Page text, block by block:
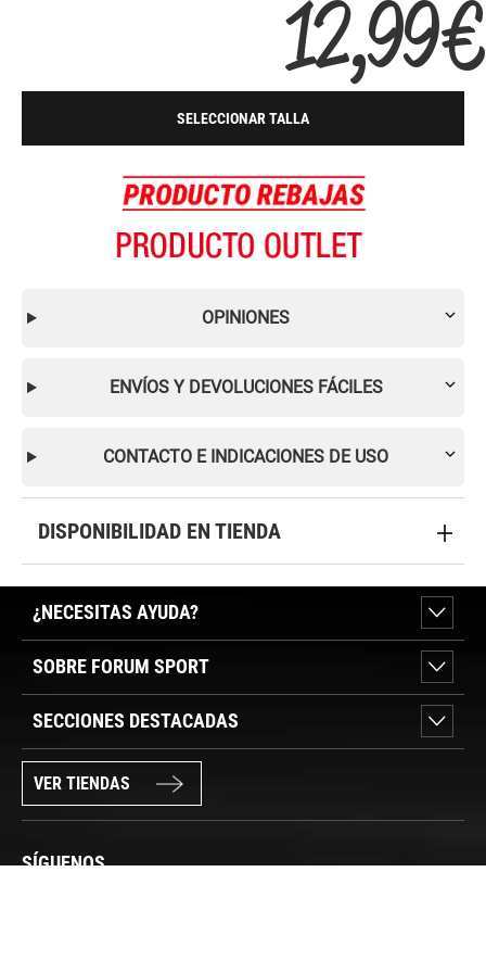
12,99 €
SELECCIONAR TALLA
OPINIONES
ENVÍOS Y DEVOLUCIONES FÁCILES
CONTACTO E INDICACIONES DE USO
DISPONIBILIDAD EN TIENDA
¿NECESITAS AYUDA?
SOBRE FORUM SPORT
SECCIONES DESTACADAS
VER TIENDAS
SÍGUENOS